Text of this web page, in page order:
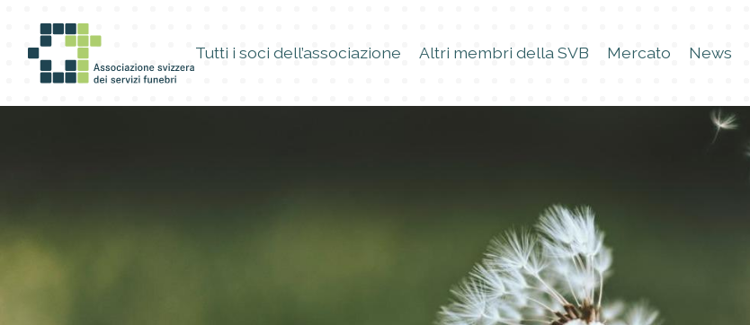
Tutti i soci dell’associazione Altri membri della SVB Mercato News